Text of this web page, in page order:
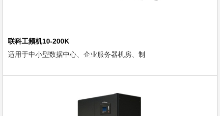
联科工频机10-200K
适用于中小型数据中心、企业服务器机房、制